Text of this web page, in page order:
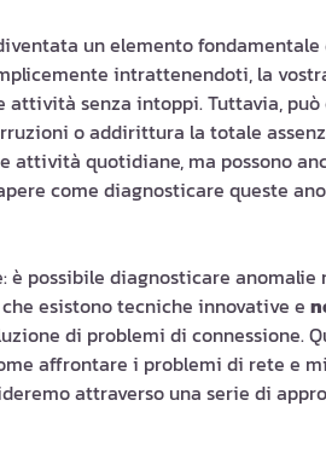
un elemento
intrattenendoti, la
senza intoppi. Tuttavia,
o addirittura la totale
attività quotidiane, ma possono
come diagnosticare queste
è possibile diagnosticare
esistono tecniche innovative e
di problemi di connessione.
affrontare i problemi di rete e
attraverso una serie di